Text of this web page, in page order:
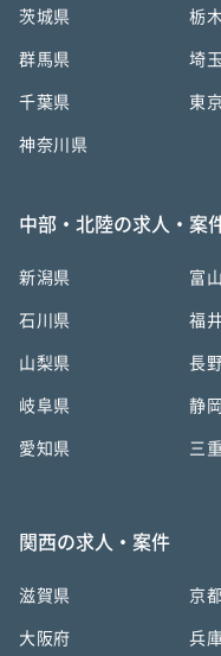
茨城県 栃
群馬県 埼
千葉県 東
神奈川県
中部・北陸の求人・案
新潟県 富
石川県 福
山梨県 長
岐阜県 静
愛知県 三
関西の求人・案件
滋賀県 京
大阪府 兵